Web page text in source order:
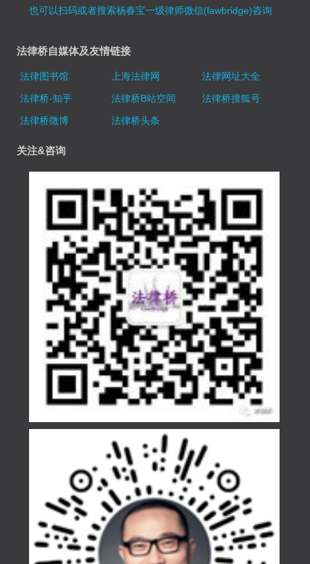
也可以扫码或者搜索杨春宝一级律师微信(lawbridge)咨询
法律桥自媒体及友情链接
法律图书馆 上海法律网
法律网址大全
法律桥-知乎
法律桥B站空间
法律桥搜狐号
法律桥微博
法律桥头条
关注&咨询